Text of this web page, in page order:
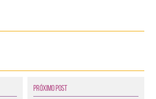
Próximo Post